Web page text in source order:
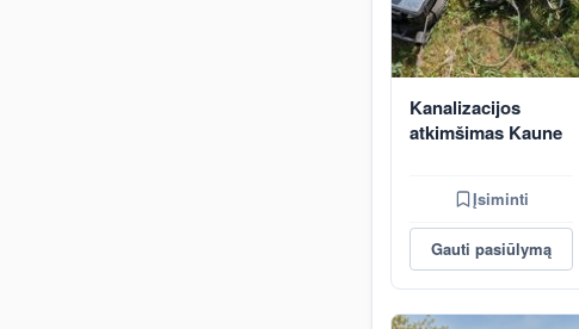
Kanalizacijos
atkimšimas Kaune
Įsiminti
Gauti pasiūlymą